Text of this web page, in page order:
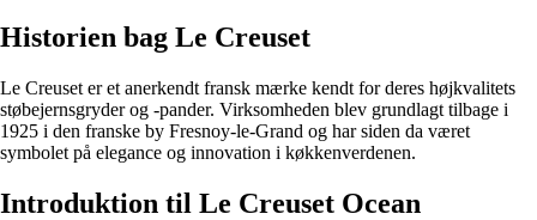
Historien bag Le Creuset
Le Creuset er et anerkendt fransk mærke kendt for deres højkvalitets
støbejernsgryder og -pander. Virksomheden blev grundlagt tilbage i
1925 i den franske by Fresnoy-le-Grand og har siden da været
symbolet på elegance og innovation i køkkenverdenen.
Introduktion til Le Creuset Ocean